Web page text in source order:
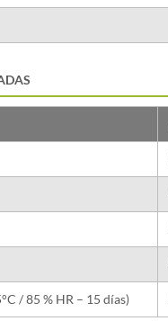
/ 85 % HR – 15 días)